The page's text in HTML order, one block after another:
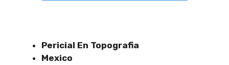
Pericial En Topografia
Mexico